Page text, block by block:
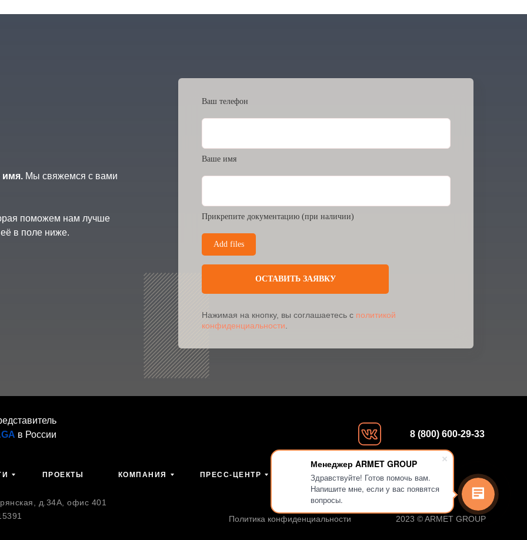
Менеджер ARMET GROUP
Здравствуйте! Готов помочь вам.
Напишите мне, если у вас появятся
вопросы.
имя. Мы свяжемся с вами
поможем нам лучше
в поле ниже.
Нажимая на кнопку, вы соглашаетесь с политикой
конфиденциальности.
Ваш телефон
Ваше имя
Прикрепите документацию (при наличии)
Add files
ОСТАВИТЬ ЗАЯВКУ
д.34А, офис 401
2023 © ARMET GROUP
Политика конфиденциальности
8 (800) 600-29-33
ПРОЕКТЫ КОМПАНИЯ ПРЕСС-ЦЕНТР КОНТАКТЫ
в России